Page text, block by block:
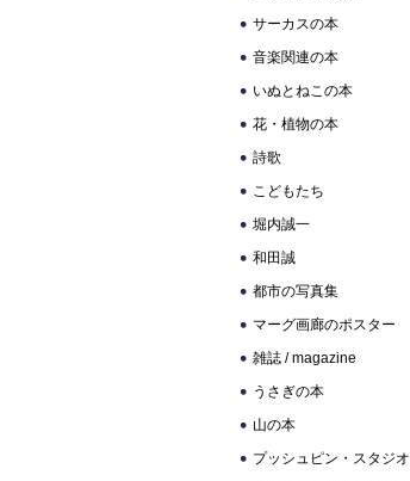
サーカスの本
音楽関連の本
いぬとねこの本
花・植物の本
詩歌
こどもたち
堀内誠一
和田誠
都市の写真集
マーグ画廊のポスター
雑誌 / magazine
うさぎの本
山の本
プッシュピン・スタジオ